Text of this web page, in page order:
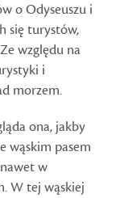
o Odyseuszu i
się turystów,
względu na
i
morzem.
ona, jakby
wąskim pasem
w
W tej wąskiej